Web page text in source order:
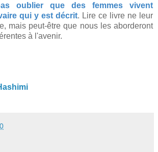
oublier que des femmes vivent
qui y est décrit. Lire ce livre ne leur
mais peut-être que nous les aborderont
à l'avenir.